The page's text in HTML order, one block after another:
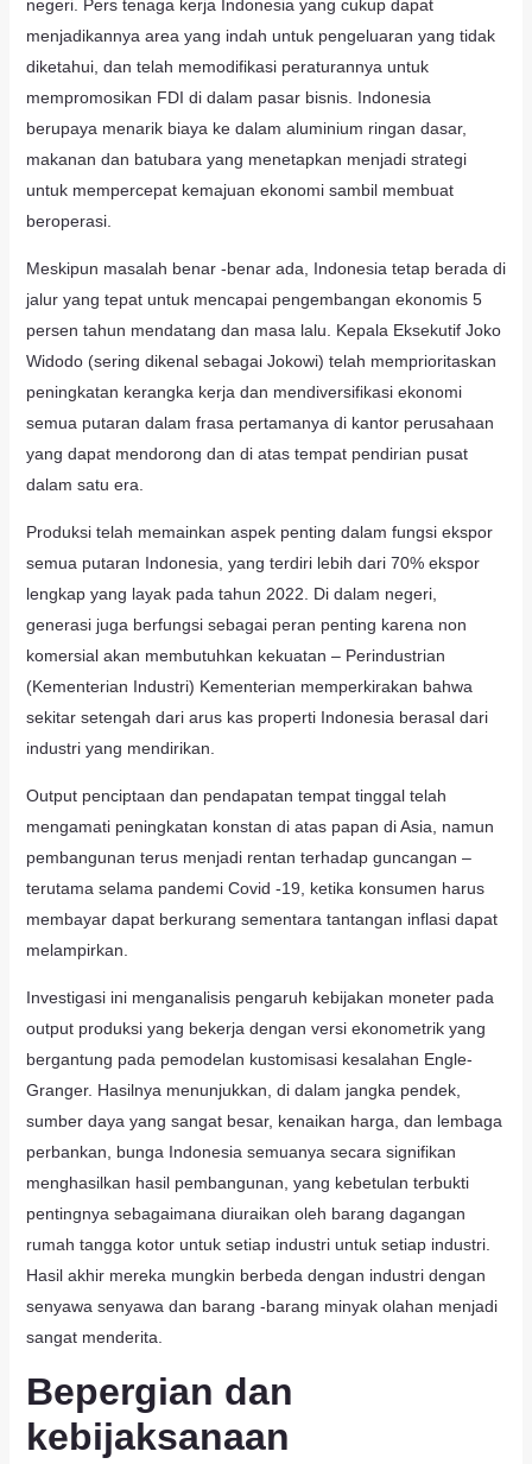
negeri. Pers tenaga kerja Indonesia yang cukup dapat
menjadikannya area yang indah untuk pengeluaran yang tidak
diketahui, dan telah memodifikasi peraturannya untuk
mempromosikan FDI di dalam pasar bisnis. Indonesia
berupaya menarik biaya ke dalam aluminium ringan dasar,
makanan dan batubara yang menetapkan menjadi strategi
untuk mempercepat kemajuan ekonomi sambil membuat
beroperasi.
Meskipun masalah benar -benar ada, Indonesia tetap berada di
jalur yang tepat untuk mencapai pengembangan ekonomis 5
persen tahun mendatang dan masa lalu. Kepala Eksekutif Joko
Widodo (sering dikenal sebagai Jokowi) telah memprioritaskan
peningkatan kerangka kerja dan mendiversifikasi ekonomi
semua putaran dalam frasa pertamanya di kantor perusahaan
yang dapat mendorong dan di atas tempat pendirian pusat
dalam satu era.
Produksi telah memainkan aspek penting dalam fungsi ekspor
semua putaran Indonesia, yang terdiri lebih dari 70% ekspor
lengkap yang layak pada tahun 2022. Di dalam negeri,
generasi juga berfungsi sebagai peran penting karena non
komersial akan membutuhkan kekuatan – Perindustrian
(Kementerian Industri) Kementerian memperkirakan bahwa
sekitar setengah dari arus kas properti Indonesia berasal dari
industri yang mendirikan.
Output penciptaan dan pendapatan tempat tinggal telah
mengamati peningkatan konstan di atas papan di Asia, namun
pembangunan terus menjadi rentan terhadap guncangan –
terutama selama pandemi Covid -19, ketika konsumen harus
membayar dapat berkurang sementara tantangan inflasi dapat
melampirkan.
Investigasi ini menganalisis pengaruh kebijakan moneter pada
output produksi yang bekerja dengan versi ekonometrik yang
bergantung pada pemodelan kustomisasi kesalahan Engle-
Granger. Hasilnya menunjukkan, di dalam jangka pendek,
sumber daya yang sangat besar, kenaikan harga, dan lembaga
perbankan, bunga Indonesia semuanya secara signifikan
menghasilkan hasil pembangunan, yang kebetulan terbukti
pentingnya sebagaimana diuraikan oleh barang dagangan
rumah tangga kotor untuk setiap industri untuk setiap industri.
Hasil akhir mereka mungkin berbeda dengan industri dengan
senyawa senyawa dan barang -barang minyak olahan menjadi
sangat menderita.
Bepergian dan
kebijaksanaan